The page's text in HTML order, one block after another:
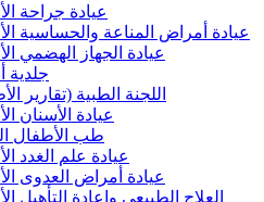
عيادة جراحة
عيادة أمراض المناعة والحساسية
عيادة الجهاز الهضمي
جلدية
(اللجنة الطبية (تقارير
عيادة الأسنان
طب الأطفال
عيادة علم الغدد
عيادة أمراض العدوى
العلاج الطبيعي وإعادة التأهيل